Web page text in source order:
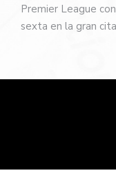
Premier League
sexta en la gran